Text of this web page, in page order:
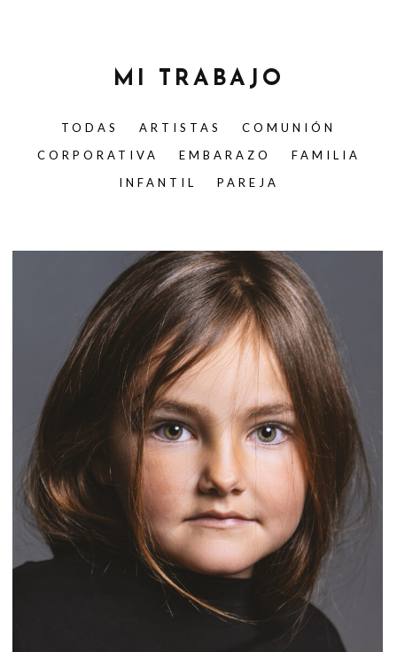
MI TRABAJO
TODAS ARTISTAS
COMUNIÓN
CORPORATIVA
EMBARAZO
FAMILIA
INFANTIL
PAREJA